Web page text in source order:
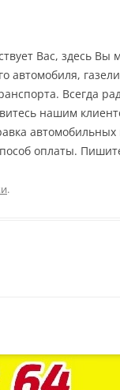
Вас, здесь Вы
автомобиля,
Всегда
нашим
оплаты.
.